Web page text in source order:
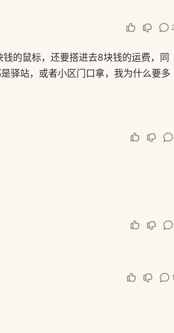
的鼠标，还要搭进去8块钱的运费，同
驿站，或者小区门口拿，我为什么要多